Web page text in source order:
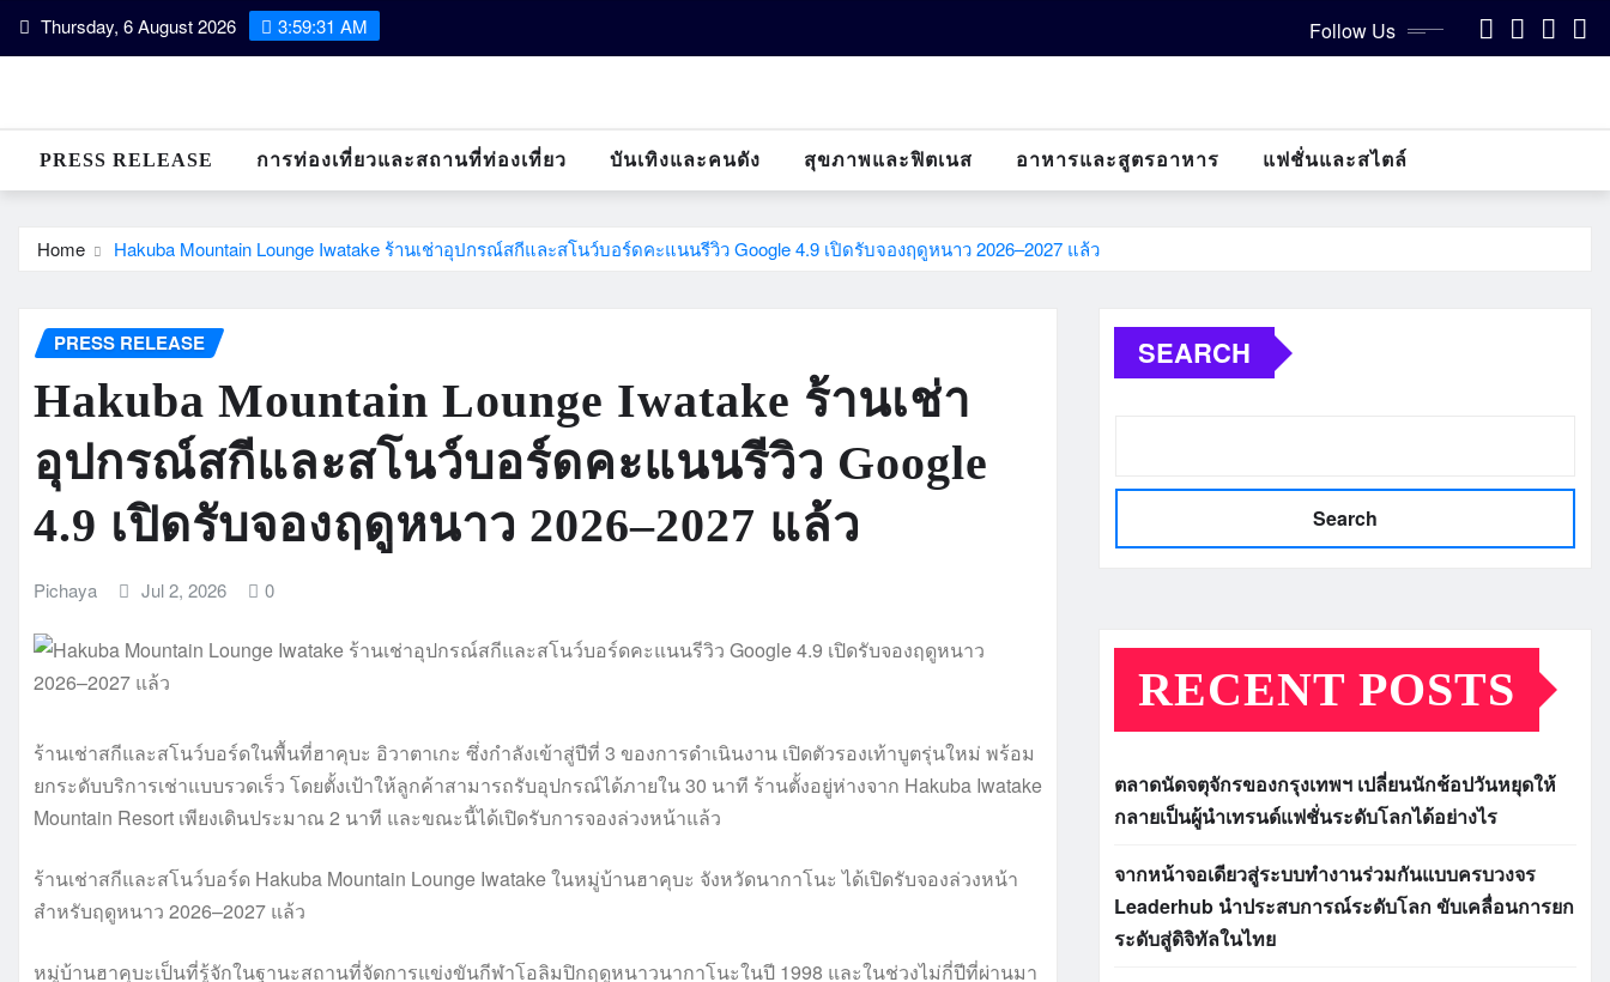
Skip Thursday, 6 August 2026 3:59:32 AM Follow Us
PRESS RELEASE การท่องเที่ยวและสถานที่ท่องเที่ยว บันเทิงและคนดัง สุขภาพและฟิตเนส อาหารและสูตรอาหาร แฟชั่นและสไตล์
Home Hakuba Mountain Lounge Iwatake ร้านเช่าอุปกรณ์สกีและสโนว์บอร์ดคะแนนรีวิว Google 4.9 เปิดรับจองฤดูหนาว 2026–2027 แล้ว
PRESS RELEASE
Hakuba Mountain Lounge Iwatake ร้านเช่า
อุปกรณ์สกีและสโนว์บอร์ดคะแนนรีวิว Google
4.9 เปิดรับจองฤดูหนาว 2026–2027 แล้ว
Pichaya Jul 2, 2026 0
ร้านเช่าสกีและสโนว์บอร์ดในพื้นที่ฮาคุบะ อิวาตาเกะ ซึ่งกำลังเข้าสู่ปีที่ 3 ของการดำเนินงาน เปิดตัวรองเท้าบูตรุ่นใหม่ พร้อม
ยกระดับบริการเช่าแบบรวดเร็ว โดยตั้งเป้าให้ลูกค้าสามารถรับอุปกรณ์ได้ภายใน 30 นาที ร้านตั้งอยู่ห่างจาก Hakuba Iwatake
Mountain Resort เพียงเดินประมาณ 2 นาที และขณะนี้ได้เปิดรับการจองล่วงหน้าแล้ว
ร้านเช่าสกีและสโนว์บอร์ด Hakuba Mountain Lounge Iwatake ในหมู่บ้านฮาคุบะ จังหวัดนากาโนะ ได้เปิดรับจองล่วงหน้า
สำหรับฤดูหนาว 2026–2027 แล้ว
หมู่บ้านฮาคุบะเป็นที่รู้จักในฐานะสถานที่จัดการแข่งขันกีฬาโอลิมปิกฤดูหนาวนากาโนะในปี 1998 และในช่วงไม่กี่ปีที่ผ่านมา
SEARCH
Search
RECENT POSTS
ตลาดนัดจตุจักรของกรุงเทพฯ เปลี่ยนนักช้อปวันหยุดให้
กลายเป็นผู้นำเทรนด์แฟชั่นระดับโลกได้อย่างไร
จากหน้าจอเดียวสู่ระบบทำงานร่วมกันแบบครบวงจร
Leaderhub นำประสบการณ์ระดับโลก ขับเคลื่อนการยก
ระดับสู่ดิจิทัลในไทย